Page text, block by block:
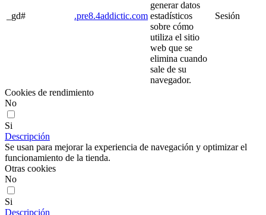
_gd# .pre8.4addictic.com
generar datos
estadísticos
sobre cómo
utiliza el sitio
web que se
elimina cuando
sale de su
navegador.
Sesión
Cookies de rendimiento
No
Si
Descripción
Se usan para mejorar la experiencia de navegación y optimizar el
funcionamiento de la tienda.
Otras cookies
No
Si
Descripción